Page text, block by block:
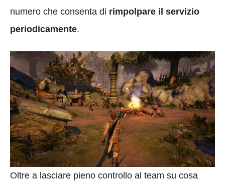
numero che consenta di rimpolpare il servizio
periodicamente.
Oltre a lasciare pieno controllo al team su cosa